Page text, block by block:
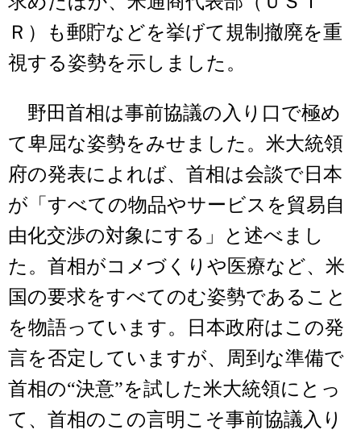
Ｒ）も郵貯などを挙げて規制撤廃を重
視する姿勢を示しました。
野田首相は事前協議の入り口で極め
て卑屈な姿勢をみせました。米大統領
府の発表によれば、首相は会談で日本
が「すべての物品やサービスを貿易自
由化交渉の対象にする」と述べまし
た。首相がコメづくりや医療など、米
国の要求をすべてのむ姿勢であること
を物語っています。日本政府はこの発
言を否定していますが、周到な準備で
首相の“決意”を試した米大統領にとっ
て、首相のこの言明こそ事前協議入り